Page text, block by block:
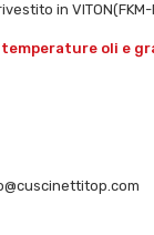
in VITON(FKM-
oli e